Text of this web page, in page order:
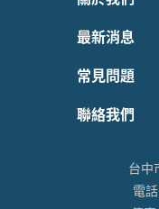
最新消息
常見問題
聯絡我們
台中
電